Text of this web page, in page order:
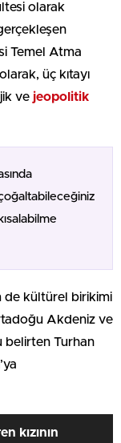
olarak
Temel Atma
üç kıtayı
ve jeopolitik
de kültürel birikimi
Akdeniz ve
belirten Turhan
kızının